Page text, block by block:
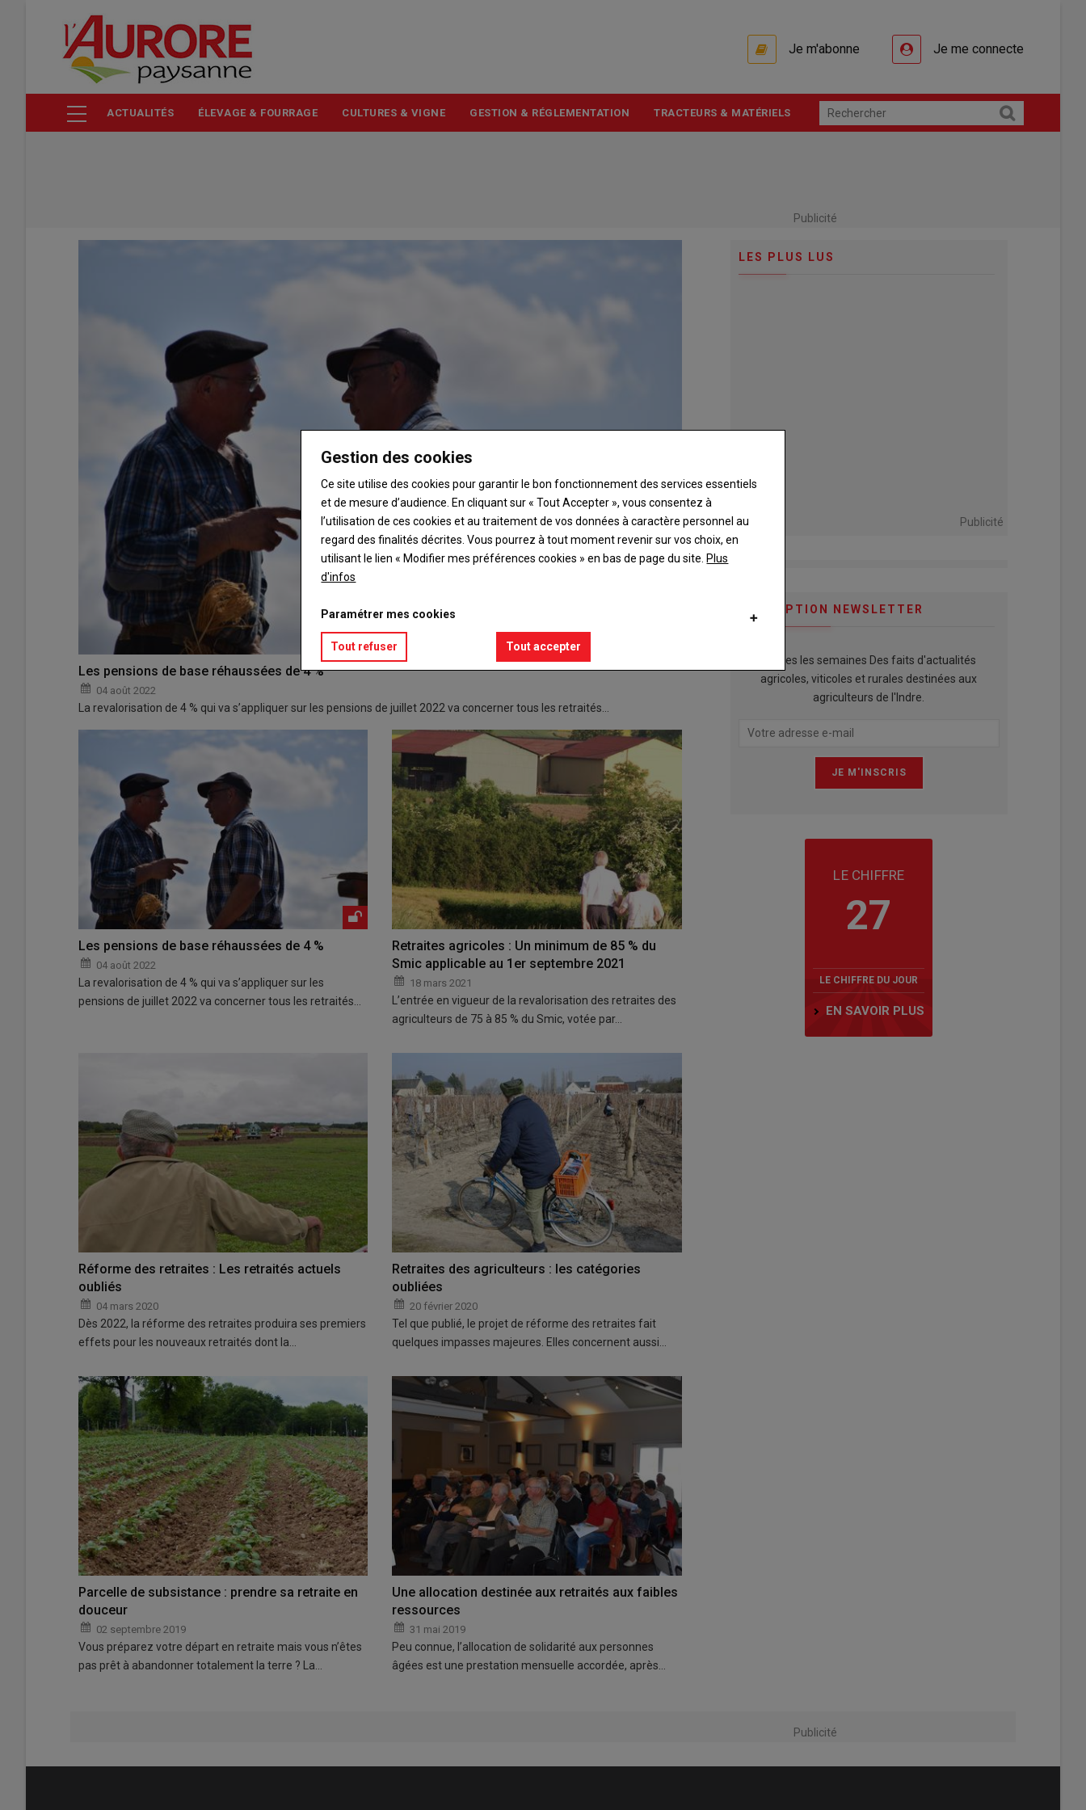
contenu
Je m'abonne Je me connecte
ACTUALITÉS ÉLEVAGE & FOURRAGE CULTURES & VIGNE GESTION & RÉGLEMENTATION TRACTEURS & MATÉRIELS
Publicité
Les pensions de base réhaussées de 4 %
04 août 2022
La revalorisation de 4 % qui va s’appliquer sur les pensions de juillet 2022 va concerner tous les retraités…
Les pensions de base réhaussées de 4 %
04 août 2022
La revalorisation de 4 % qui va s’appliquer sur les
pensions de juillet 2022 va concerner tous les retraités…
Retraites agricoles : Un minimum de 85 % du
Smic applicable au 1er septembre 2021
18 mars 2021
L’entrée en vigueur de la revalorisation des retraites des
agriculteurs de 75 à 85 % du Smic, votée par…
Réforme des retraites : Les retraités actuels
oubliés
04 mars 2020
Dès 2022, la réforme des retraites produira ses premiers
effets pour les nouveaux retraités dont la…
Retraites des agriculteurs : les catégories
oubliées
20 février 2020
Tel que publié, le projet de réforme des retraites fait
quelques impasses majeures. Elles concernent aussi…
Parcelle de subsistance : prendre sa retraite en
douceur
02 septembre 2019
Vous préparez votre départ en retraite mais vous n’êtes
pas prêt à abandonner totalement la terre ? La…
Une allocation destinée aux retraités aux faibles
ressources
31 mai 2019
Peu connue, l’allocation de solidarité aux personnes
âgées est une prestation mensuelle accordée, après…
LES PLUS LUS
Publicité
INSCRIPTION NEWSLETTER
Toutes les semaines Des faits d'actualités
agricoles, viticoles et rurales destinées aux
agriculteurs de l'Indre.
LE CHIFFRE
27
LE CHIFFRE DU JOUR
EN SAVOIR PLUS
Publicité
Gestion des cookies
Ce site utilise des cookies pour garantir le bon fonctionnement des services essentiels
et de mesure d’audience. En cliquant sur « Tout Accepter », vous consentez à
l’utilisation de ces cookies et au traitement de vos données à caractère personnel au
regard des finalités décrites. Vous pourrez à tout moment revenir sur vos choix, en
utilisant le lien « Modifier mes préférences cookies » en bas de page du site. Plus
d'infos
Paramétrer mes cookies
Tout refuser Tout accepter